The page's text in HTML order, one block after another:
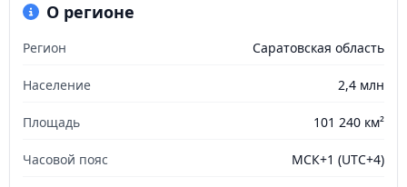
О регионе
Регион Саратовская область
Население 2,4 млн
Площадь 101 240 км²
Часовой пояс МСК+1 (UTC+4)